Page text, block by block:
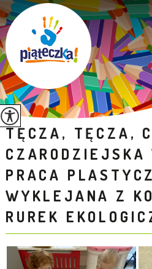
TĘCZA, TĘCZA,
CZARODZIEJSKA
PRACA
WYKLEJANA Z
RUREK